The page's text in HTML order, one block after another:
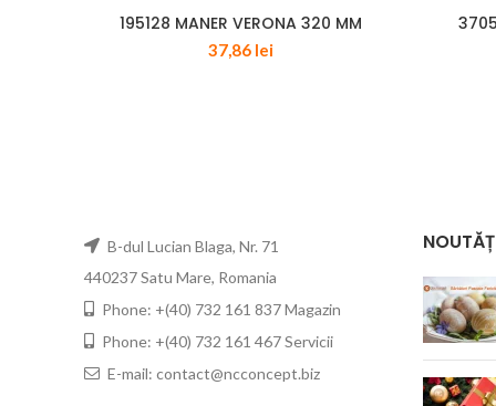
195128 MANER VERONA 320 MM
37,86 lei
B-dul Lucian Blaga, Nr. 71
440237 Satu Mare, Romania
Phone: +(40) 732 161 837 Magazin
Phone: +(40) 732 161 467 Servicii
E-mail: contact@ncconcept.biz